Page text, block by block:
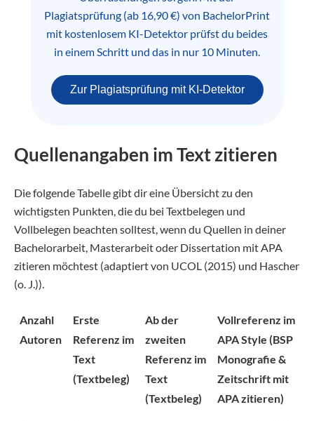
Plagiatsprüfung (ab 16,90 €) von BachelorPrint
mit kostenlosem KI-Detektor prüfst du beides
in einem Schritt und das in nur 10 Minuten.
Zur Plagiatsprüfung mit KI-Detektor
Quellenangaben im Text zitieren
Die folgende Tabelle gibt dir eine Übersicht zu den
wichtigsten Punkten, die du bei Textbelegen und
Vollbelegen beachten solltest, wenn du Quellen in deiner
Bachelorarbeit, Masterarbeit oder Dissertation mit APA
zitieren möchtest (adaptiert von UCOL (2015) und Hascher
(o. J.)).
Anzahl
Autoren
Erste
Referenz im
Text
(Textbeleg)
Ab der
zweiten
Referenz im
Text
(Textbeleg)
Vollreferenz im
APA Style (BSP
Monografie &
Zeitschrift mit
APA zitieren)